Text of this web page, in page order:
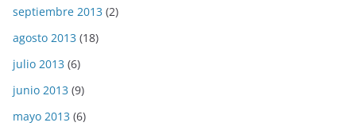
septiembre 2013 (2)
agosto 2013 (18)
julio 2013 (6)
junio 2013 (9)
mayo 2013 (6)